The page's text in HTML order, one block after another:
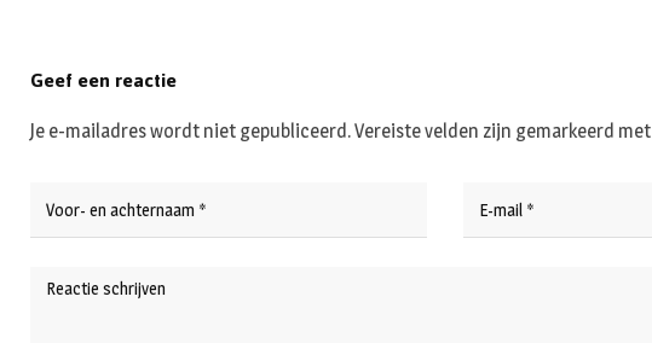
Geef een reactie
Je e-mailadres wordt niet gepubliceerd.Vereiste velden zijn gemarkeerd met